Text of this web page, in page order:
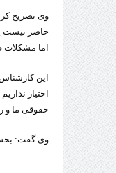
وی تصریح
حاضر نیست
اما
این
اختیار
حقوقی ما و
وی گفت: بخش